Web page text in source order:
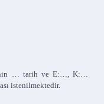
… tarih ve E:…, K:…
istenilmektedir.